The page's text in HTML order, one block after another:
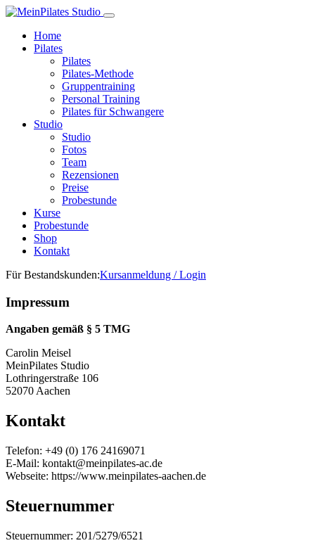
Home
Pilates
Pilates
Pilates-Methode
Gruppentraining
Personal Training
Pilates für Schwangere
Studio
Studio
Fotos
Team
Rezensionen
Preise
Probestunde
Kurse
Probestunde
Shop
Kontakt
Für Bestandskunden:Kursanmeldung / Login
Impressum
Angaben gemäß § 5 TMG
Carolin Meisel
MeinPilates Studio
Lothringerstraße 106
52070 Aachen
Kontakt
Telefon: +49 (0) 176 24169071
E-Mail: kontakt@meinpilates-ac.de
Webseite: https://www.meinpilates-aachen.de
Steuernummer
Steuernummer: 201/5279/6521